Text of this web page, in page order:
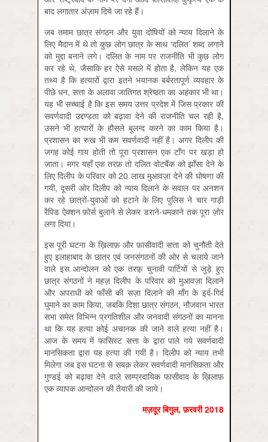
बाद लगातार अंज़ाम दिये जा रहे हैं।
जब तमाम छात्र संगठन और युवा दोषियों को न्याय दिलाने के
लिए मैदान में थे तो कुछ लोग छात्र के साथ ‘दलित’ शब्द लगाने
को मुद्दा बनाने लगे। दलित के नाम पर राजनीति भी कुछ लोग
कर रहे थे, जैसाकि हर ऐसे मसले में होता है, लेकिन यह एक
तथ्य है कि हत्यारों द्वारा इतने भयानक बर्बरतापूर्ण व्यवहार के
पीछे धन, सत्ता के अलावा जातिगत श्रेष्ठता का अहंकार भी था।
यह भी सच्चाई है कि इस समय उत्तर प्रदेश में जिस प्रकार की
सवर्णवादी उद्दण्डता को बढ़ावा देने की राजनीति चल रही है,
उसने भी हत्यारों के हौसले बुलन्द करने का काम किया है।
प्रशासन का रुख भी कम सवर्णवादी नहीं है। अगर दिलीप की
जगह कोई गाय होती तो पूरा प्रशासन एक टाँग पर खड़ा हो
जाता। मगर यहाँ एक तरफ़ तो दलित वोटबैंक को झाँसा देने के
लिए दिलीप के परिवार को 20 लाख मुआवज़ा देने की घोषणा की
गयी, दूसरी ओर दिलीप को न्याय दिलाने के सवाल पर अनशन
कर रहे छात्रों-युवाओं को हटाने के लिए पुलिस ने चार गाड़ी
रैपिड ऐक्शन फ़ोर्स बुलाने से लेकर डराने-धमकाने तक पूरा ज़ोर
लगा दिया।
इस पूरी घटना के ख़िलाफ़ और फ़ासीवादी सत्ता को चुनौती देते
हुए इलाहाबाद के छात्र एवं जनसंगठनों की ओर से चलाये जाने
वाले इस आन्दोलन को एक तरफ़़ चुनावी पार्टियों से जुड़े हुए
छात्र संगठनों ने महज़ दिलीप के परिवार को मुआवज़ा दिलाने
और अपराधी को फाँसी की सज़ा दिलाने की माँग के इर्द-गिर्द
घुमाने का काम किया, जबकि दिशा छात्र संगठन, नौजवान भारत
सभा समेत विभिन्न प्रगतिशील और जनवादी संगठनों का मानना
था कि यह हत्या कोई अचानक की जाने वाले हत्या नहीं है।
आज के समय में फासिस्ट सत्ता के द्वारा पाले गये सवर्णवादी
मानसिकता द्वारा यह हत्या की गयी है। दिलीप को न्याय तभी
मिलेगा जब इस घटना से सबक़ लेकर सवर्णवादी मानसिकता और
गुण्डई को बढ़ावा देने वाले साम्प्रदायिक फासीवाद के ख़िलाफ़
एक व्यापक आन्दोलन की तैयारी की जाये।
मज़दूर बिगुल, फ़रवरी 2018